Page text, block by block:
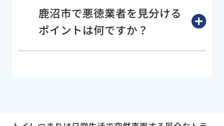
鹿沼市で悪徳業者を見分ける
ポイントは何ですか？